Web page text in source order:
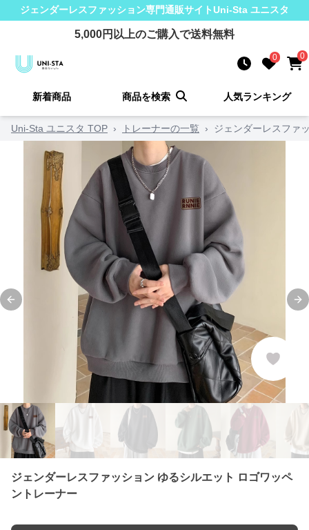
ジェンダーレスファッション専門通販サイトUni-Sta ユニスタ
5,000円以上のご購入で送料無料
0 0
新着商品 商品を検索 人気ランキング
Uni-Sta ユニスタ TOP › トレーナーの一覧 › ジェンダーレスファ
Previous slide
ジェンダーレスファッション ゆるシルエット ロゴワッペ
ントレーナー